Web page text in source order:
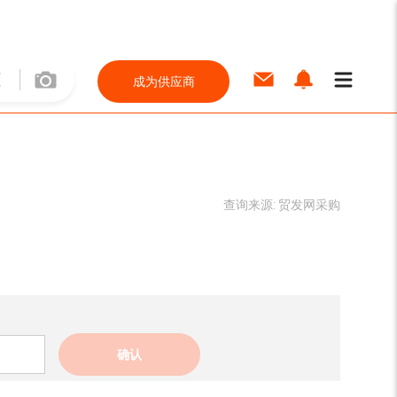
成为供应商
查询来源: 贸发网采购
确认